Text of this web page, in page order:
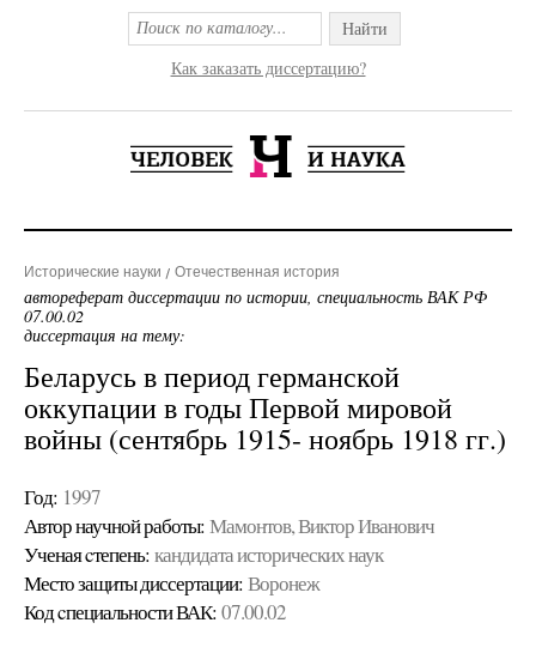
Найти
Как заказать диссертацию?
Исторические науки Отечественная история
автореферат диссертации по истории, специальность ВАК РФ
07.00.02
диссертация на тему:
Беларусь в период германской
оккупации в годы Первой мировой
войны (сентябрь 1915- ноябрь 1918 гг.)
Год: 1997
Автор научной работы: Мамонтов, Виктор Иванович
Ученая cтепень: кандидата исторических наук
Место защиты диссертации: Воронеж
Код cпециальности ВАК: 07.00.02